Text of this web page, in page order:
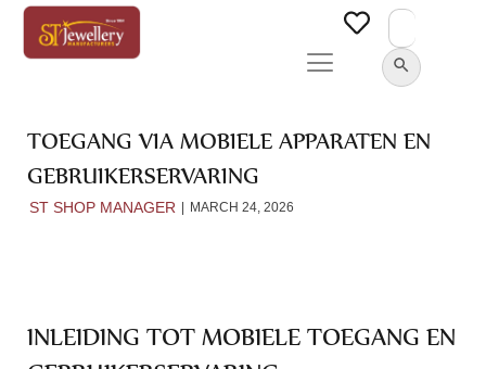
Search
SEARCH BUTTON
TOEGANG VIA MOBIELE APPARATEN EN
GEBRUIKERSERVARING
ST SHOP MANAGER MARCH 24, 2026
INLEIDING TOT MOBIELE TOEGANG EN